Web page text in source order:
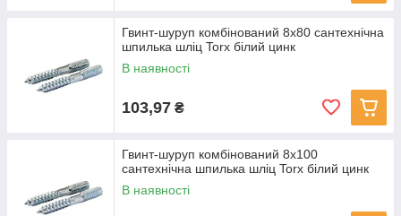
Гвинт-шуруп комбінований 8x80 сантехнічна
шпилька шліц Torx білий цинк
В наявності
103,97 ₴
Гвинт-шуруп комбінований 8x100
сантехнічна шпилька шліц Torx білий цинк
В наявності